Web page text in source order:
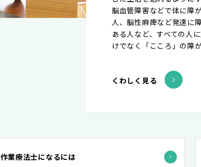
脳血管障害などで体に障
人、脳性麻痺など発達に
ある人など、すべての人
けでなく「こころ」の障
くわしく見る
作業療法士になるには